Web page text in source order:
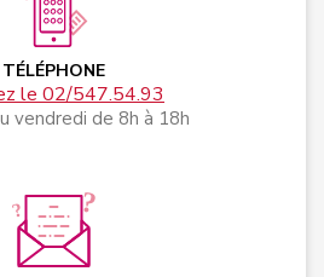
TÉLÉPHONE
le 02/547.54.93
vendredi de 8h à 18h